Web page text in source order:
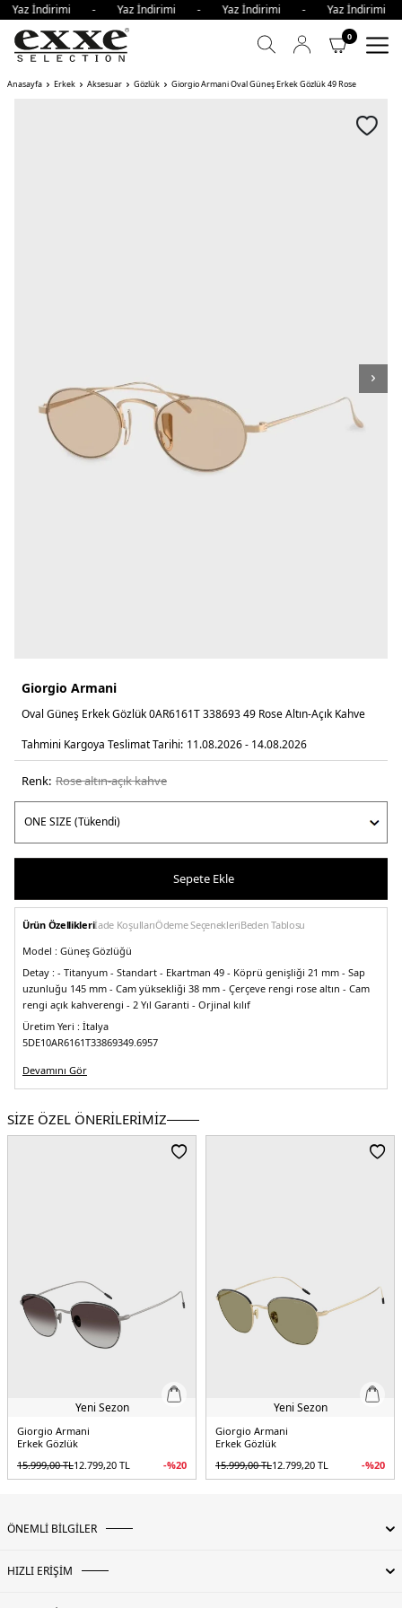
İndirimi - Yaz İndirimi - Yaz İndirimi - Yaz
0
Anasayfa Erkek Aksesuar Gözlük Giorgio Armani Oval Güneş Erkek Gözlük 49 Rose
Giorgio Armani
Oval Güneş Erkek Gözlük 0AR6161T 338693 49 Rose Altın-Açık Kahve
Tahmini Kargoya Teslimat Tarihi: 11.08.2026 - 14.08.2026
Renk: rose altın-açık kahve
Sepete Ekle
Ürün Özellikleriİade KoşullarıÖdeme SeçenekleriBeden Tablosu
Model : Güneş Gözlüğü
Detay : - Titanyum - Standart - Ekartman 49 - Köprü genişliği 21 mm - Sap
uzunluğu 145 mm - Cam yüksekliği 38 mm - Çerçeve rengi rose altın - Cam
rengi açık kahverengi - 2 Yıl Garanti - Orjinal kılıf
Üretim Yeri : İtalya
5DE10AR6161T33869349.6957
Devamını Gör
SİZE ÖZEL ÖNERİLERİMİZ
Yeni Sezon
Giorgio Armani
Erkek Gözlük
15.999,00TL12.799,20 TL -%20
Yeni Sezon
Giorgio Armani
Erkek Gözlük
15.999,00TL12.799,20 TL -%20
ÖNEMLİ BİLGİLER
HIZLI ERİŞİM